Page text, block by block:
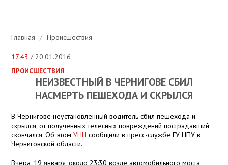
Главная / Происшествия
17:43 / 20.01.2016
ПРОИСШЕСТВИЯ
НЕИЗВЕСТНЫЙ В ЧЕРНИГОВЕ СБИЛ
НАСМЕРТЬ ПЕШЕХОДА И СКРЫЛСЯ
В Чернигове неустановленный водитель сбил пешехода и
скрылся, от полученных телесных повреждений пострадавший
скончался. Об этомУНН сообщили в пресс-службе ГУ НПУ в
Черниговской области.